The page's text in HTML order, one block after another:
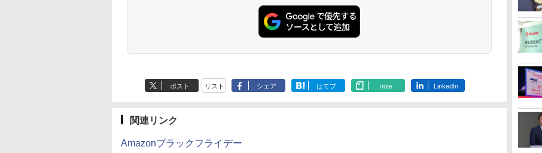
ポスト リスト シェア はてブ note LinkedIn
関連リンク
Amazonブラックフライデー